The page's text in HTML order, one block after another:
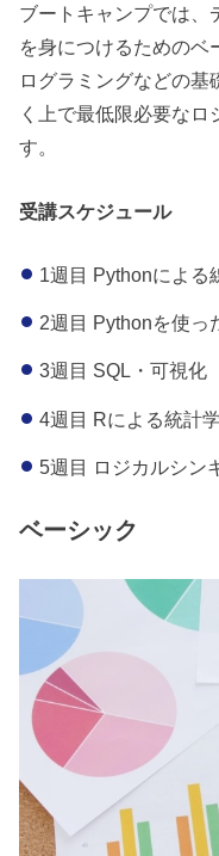
ブートキャンプでは、
を身につけるためのベ
ログラミングなどの基
く上で最低限必要なロ
す。
受講スケジュール
1週目 Pythonによる
2週目 Pythonを使っ
3週目 SQL・可視化
4週目 Rによる統計学
5週目 ロジカルシン
ベーシック